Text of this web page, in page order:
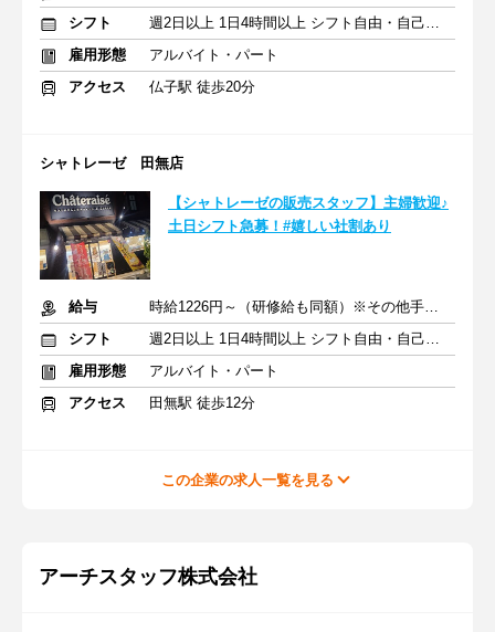
シフト
週2日以上 1日4時間以上 シフト自由・自己申告
雇用形態
アルバイト・パート
アクセス
仏子駅 徒歩20分
シャトレーゼ 田無店
【シャトレーゼの販売スタッフ】主婦歓迎♪
土日シフト急募！#嬉しい社割あり
給与
時給1226円～（研修給も同額）※その他手当あり
シフト
週2日以上 1日4時間以上 シフト自由・自己申告
雇用形態
アルバイト・パート
アクセス
田無駅 徒歩12分
この企業の求人一覧を見る
アーチスタッフ株式会社